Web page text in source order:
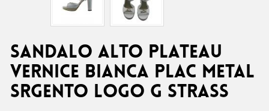
SANDALO ALTO PLATEAU
VERNICE BIANCA PLAC METAL
SRGENTO LOGO G STRASS